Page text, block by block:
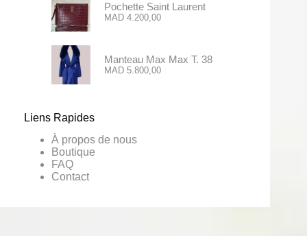
Pochette Saint Laurent
MAD4.200,00
Manteau Max Max T. 38
MAD5.800,00
Liens Rapides
À propos de nous
Boutique
FAQ
Contact